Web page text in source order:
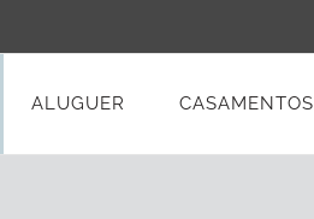
ALUGUER CASAMENTOS